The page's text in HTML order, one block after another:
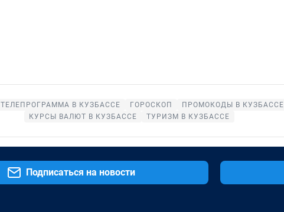
ТЕЛЕПРОГРАММА В КУЗБАССЕ ГОРОСКОП ПРОМОКОДЫ В КУЗБАССЕ
КУРСЫ ВАЛЮТ В КУЗБАССЕ
ТУРИЗМ В КУЗБАССЕ
Подписаться на новости